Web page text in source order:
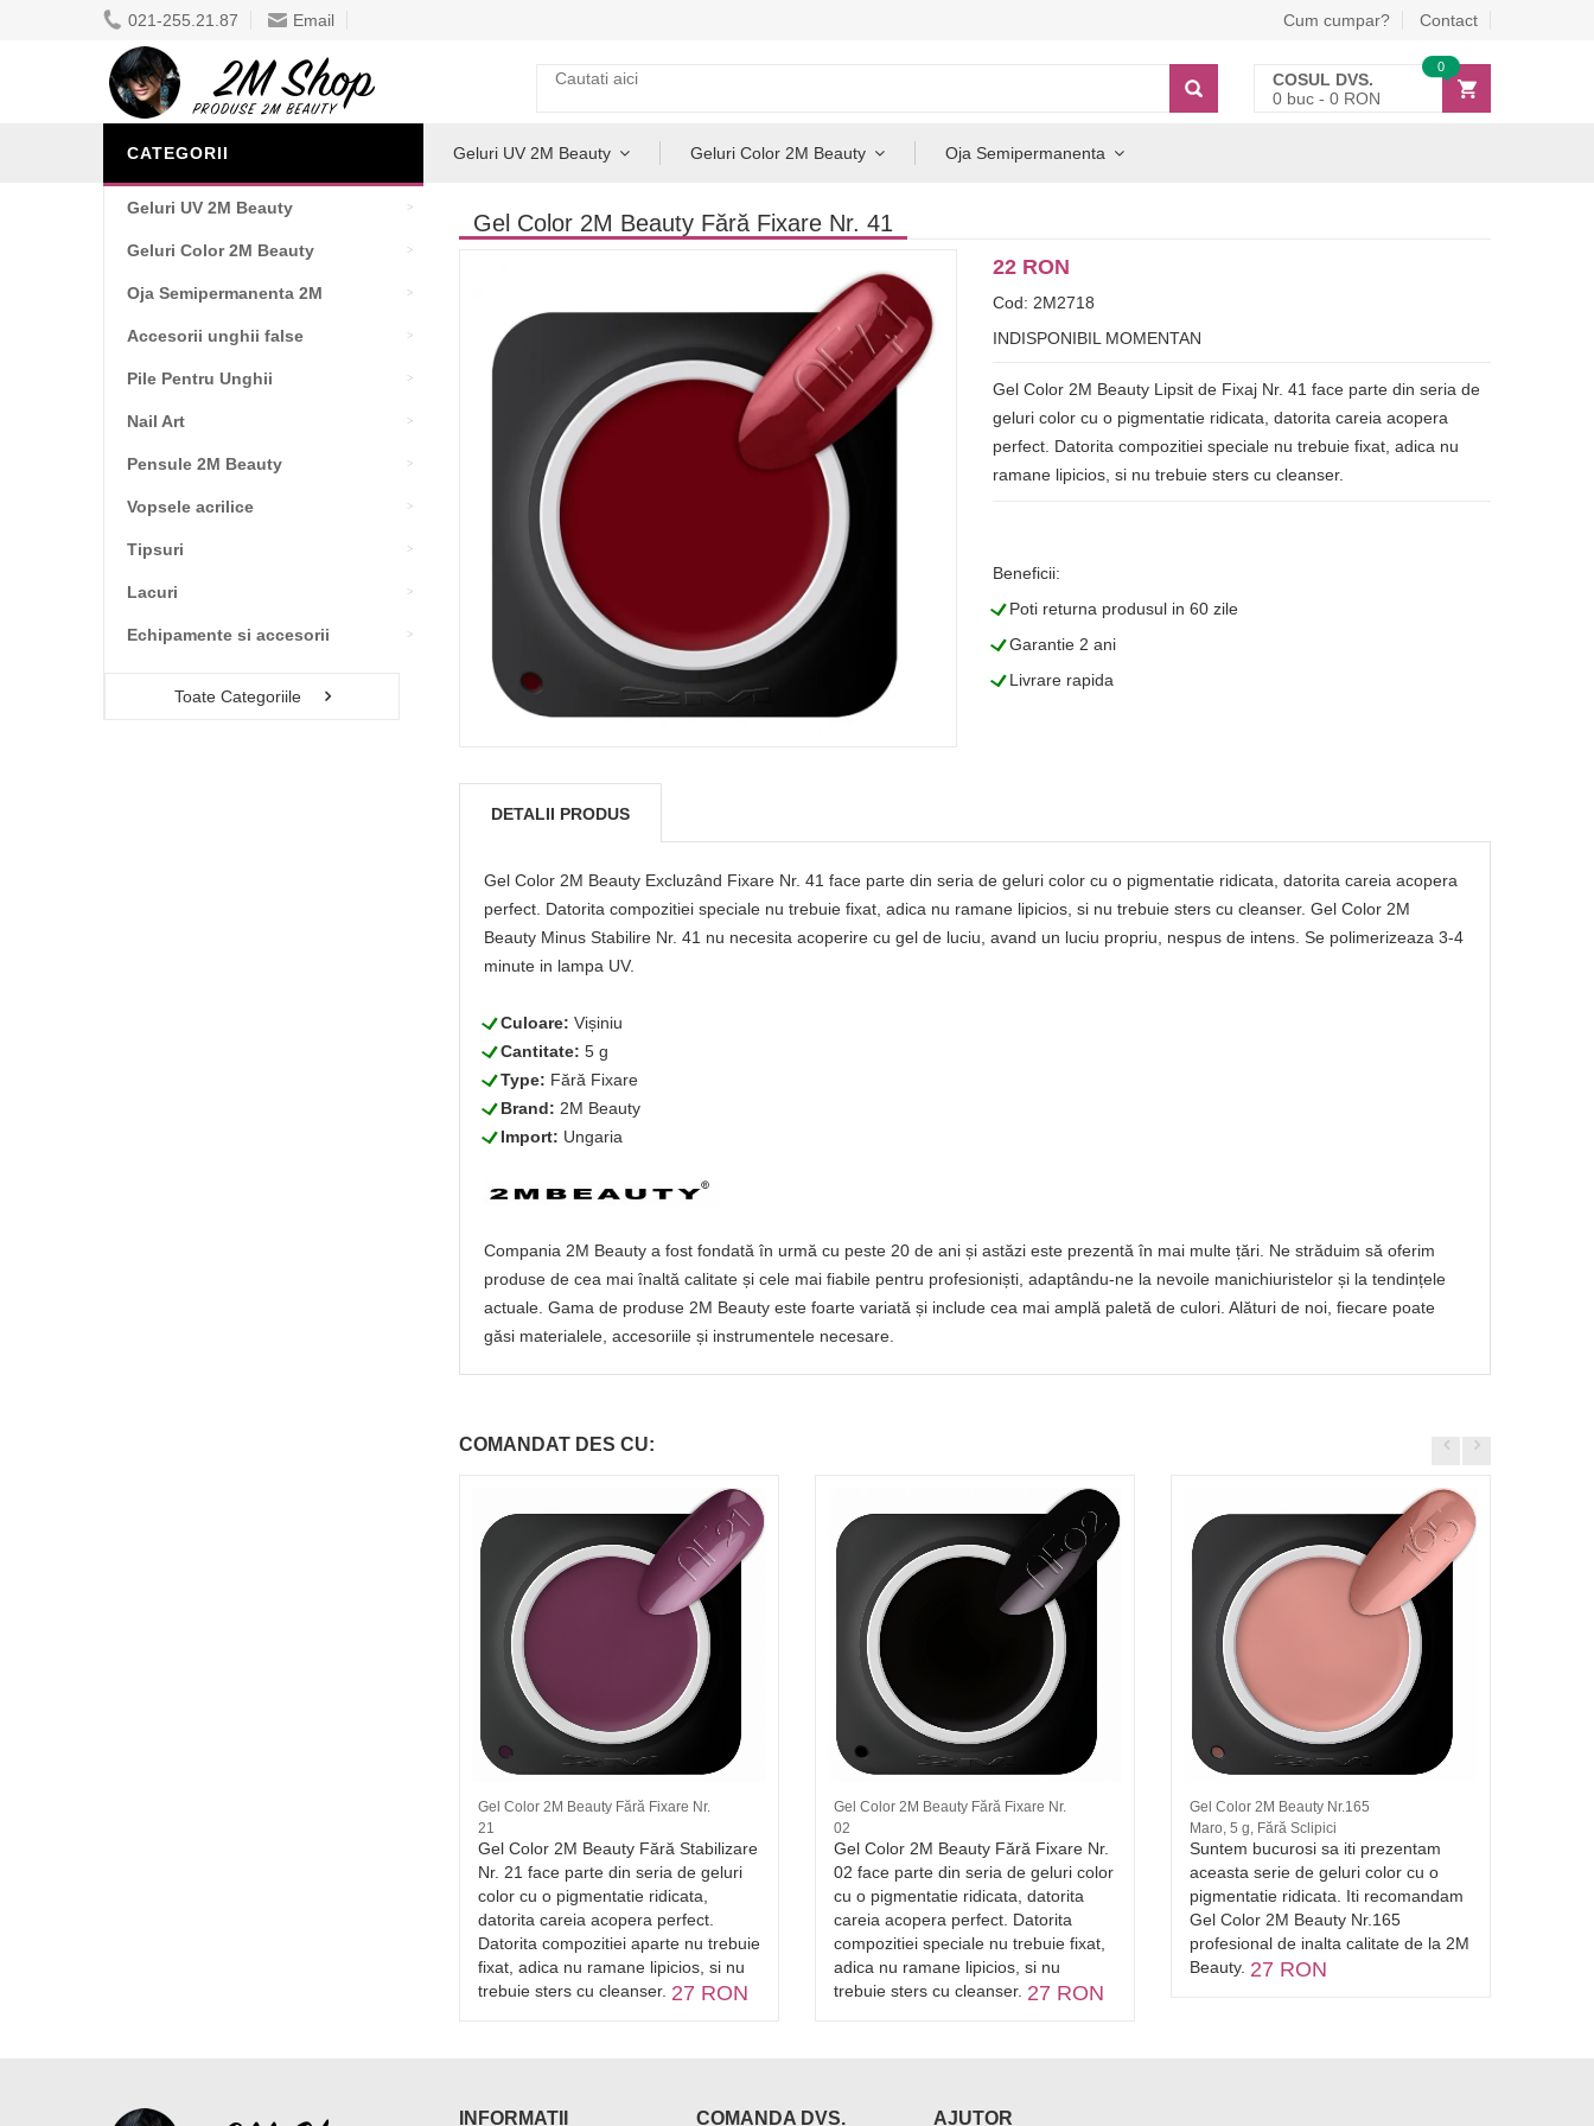
021-255.21.87 Email Cum cumpar? Contact
COSUL DVS.
0 buc - 0 RON
0
CATEGORII
Geluri UV 2M Beauty
Geluri Color 2M Beauty
Oja Semipermanenta 2M
Accesorii unghii false
Pile Pentru Unghii
Nail Art
Pensule 2M Beauty
Vopsele acrilice
Tipsuri
Lacuri
Echipamente si accesorii
Toate Categoriile
Geluri UV 2M Beauty Geluri Color 2M Beauty Oja Semipermanenta
Gel Color 2M Beauty Fără Fixare Nr. 41
22 RON
Cod: 2M2718
INDISPONIBIL MOMENTAN
Gel Color 2M Beauty Lipsit de Fixaj Nr. 41 face parte din seria de
geluri color cu o pigmentatie ridicata, datorita careia acopera
perfect. Datorita compozitiei speciale nu trebuie fixat, adica nu
ramane lipicios, si nu trebuie sters cu cleanser.
Beneficii:
LPoti returna produsul in 60 zile
LGarantie 2 ani
LLivrare rapida
DETALII PRODUS
Gel Color 2M Beauty Excluzând Fixare Nr. 41 face parte din seria de geluri color cu o pigmentatie ridicata, datorita careia acopera
perfect. Datorita compozitiei speciale nu trebuie fixat, adica nu ramane lipicios, si nu trebuie sters cu cleanser. Gel Color 2M
Beauty Minus Stabilire Nr. 41 nu necesita acoperire cu gel de luciu, avand un luciu propriu, nespus de intens. Se polimerizeaza 3-4
minute in lampa UV.
LCuloare: Vișiniu
LCantitate: 5 g
LType: Fără Fixare
LBrand: 2M Beauty
LImport: Ungaria
Compania 2M Beauty a fost fondată în urmă cu peste 20 de ani și astăzi este prezentă în mai multe țări. Ne străduim să oferim
produse de cea mai înaltă calitate și cele mai fiabile pentru profesioniști, adaptându-ne la nevoile manichiuristelor și la tendințele
actuale. Gama de produse 2M Beauty este foarte variată și include cea mai amplă paletă de culori. Alături de noi, fiecare poate
găsi materialele, accesoriile și instrumentele necesare.
COMANDAT DES CU:
Gel Color 2M Beauty Fără Fixare Nr.
21
Gel Color 2M Beauty Fără Stabilizare
Nr. 21 face parte din seria de geluri
color cu o pigmentatie ridicata,
datorita careia acopera perfect.
Datorita compozitiei aparte nu trebuie
fixat, adica nu ramane lipicios, si nu
trebuie sters cu cleanser. 27 RON
Gel Color 2M Beauty Fără Fixare Nr.
02
Gel Color 2M Beauty Fără Fixare Nr.
02 face parte din seria de geluri color
cu o pigmentatie ridicata, datorita
careia acopera perfect. Datorita
compozitiei speciale nu trebuie fixat,
adica nu ramane lipicios, si nu
trebuie sters cu cleanser. 27 RON
Gel Color 2M Beauty Nr.165
Maro, 5 g, Fără Sclipici
Suntem bucurosi sa iti prezentam
aceasta serie de geluri color cu o
pigmentatie ridicata. Iti recomandam
Gel Color 2M Beauty Nr.165
profesional de inalta calitate de la 2M
Beauty. 27 RON
INFORMATII COMANDA DVS. AJUTOR